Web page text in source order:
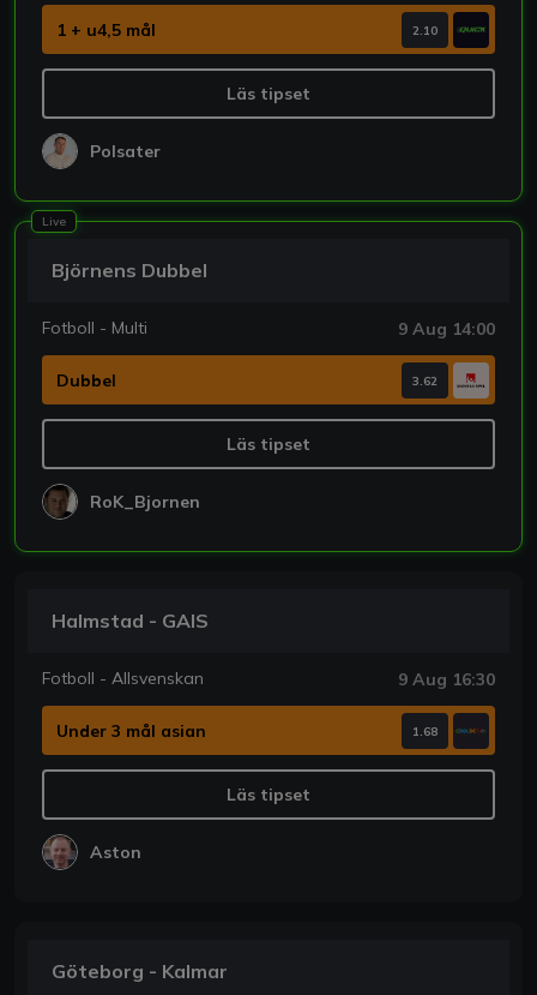
1 + u4,5 mål 2.10
Läs tipset
Polsater
Live
Björnens Dubbel
Fotboll - Multi 9 Aug 14:00
Dubbel 3.62
Läs tipset
RoK_Bjornen
Halmstad - GAIS
Fotboll - Allsvenskan 9 Aug 16:30
Under 3 mål asian 1.68
Läs tipset
Aston
Göteborg - Kalmar